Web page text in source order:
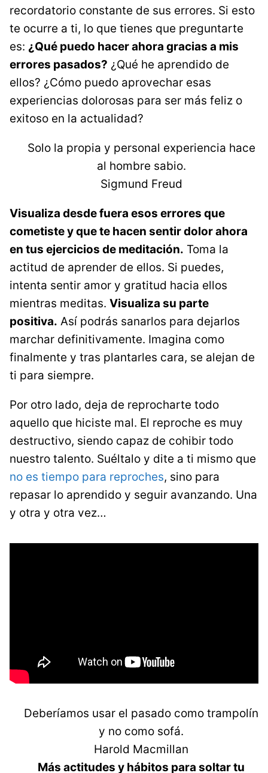
recordatorio constante de sus errores. Si esto
te ocurre a ti, lo que tienes que preguntarte
es: ¿Qué puedo hacer ahora gracias a mis
errores pasados? ¿Qué he aprendido de
ellos? ¿Cómo puedo aprovechar esas
experiencias dolorosas para ser más feliz o
exitoso en la actualidad?
Solo la propia y personal experiencia hace
al hombre sabio.
Sigmund Freud
Visualiza desde fuera esos errores que
cometiste y que te hacen sentir dolor ahora
en tus ejercicios de meditación. Toma la
actitud de aprender de ellos. Si puedes,
intenta sentir amor y gratitud hacia ellos
mientras meditas. Visualiza su parte
positiva. Así podrás sanarlos para dejarlos
marchar definitivamente. Imagina como
finalmente y tras plantarles cara, se alejan de
ti para siempre.
Por otro lado, deja de reprocharte todo
aquello que hiciste mal. El reproche es muy
destructivo, siendo capaz de cohibir todo
nuestro talento. Suéltalo y dite a ti mismo que
no es tiempo para reproches, sino para
repasar lo aprendido y seguir avanzando. Una
y otra y otra vez…
Deberíamos usar el pasado como trampolín
y no como sofá.
Harold Macmillan
Más actitudes y hábitos para soltar tu